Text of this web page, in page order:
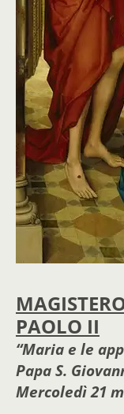
PAOLO II
“Maria e le
Papa S.
Mercoledì 21